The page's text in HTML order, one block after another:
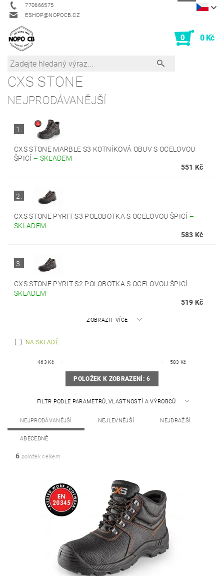
770666575
ESHOP@NOPOCB.CZ
0 0 Kč
CXS STONE
NEJPRODÁVANĚJŠÍ
1.
CXS STONE MARBLE S3 KOTNÍKOVÁ OBUV S OCELOVOU
ŠPICÍ – SKLADEM
551 Kč
2.
CXS STONE PYRIT S3 POLOBOTKA S OCELOVOU ŠPICÍ –
SKLADEM
583 Kč
3.
CXS STONE PYRIT S2 POLOBOTKA S OCELOVOU ŠPICÍ –
SKLADEM
519 Kč
ZOBRAZIT VÍCE
NA SKLADĚ
463 Kč 583 Kč
POLOŽEK K ZOBRAZENÍ:6
FILTR PODLE PARAMETRŮ, VLASTNOSTÍ A VÝROBCŮ
NEJPRODÁVANĚJŠÍ NEJLEVNĚJŠÍ NEJDRAŽŠÍ
ABECEDNĚ
6 položek celkem